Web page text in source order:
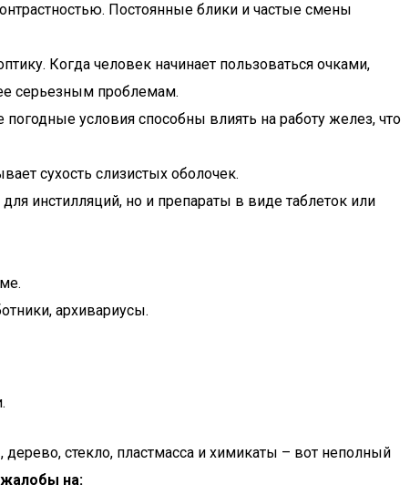
Постоянные блики и частые смены
Когда человек начинает пользоваться очками,
серьезным проблемам.
условия способны влиять на работу желез, что
сухость слизистых оболочек.
инстилляций, но и препараты в виде таблеток или
архивариусы.
стекло, пластмасса и химикаты – вот неполный
жалобы на: